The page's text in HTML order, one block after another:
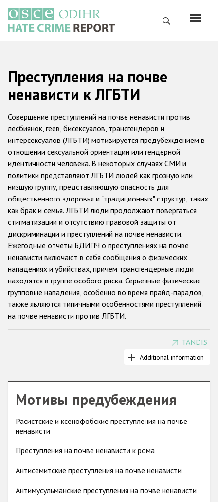
основному
содержанию
Поиск
Русский
Main
navigation
Главная
О нас
Наш мандат
Наша методология
Карта сайта
Часто задаваемые вопросы
Данные о преступлениях на почве ненависти
Racist and xenophobic hate crime
Anti-Roma hate crime
Anti-Semitic hate crime
Anti-Muslim hate crime
Anti-Christian hate crime
Other hate crime based on religion or belief
Anti-LGBTI hate crime
Проекты БДИПЧ
Организации гражданского общества
Преступления на почве
ненависти к ЛГБТИ
Совершение преступлений на почве ненависти против
лесбиянок, геев, бисексуалов, трансгендеров и
интерсексуалов (ЛГБТИ) мотивируется предубеждением в
отношении сексуальной ориентации или гендерной
идентичности человека. В некоторых случаях СМИ и
политики представляют ЛГБТИ людей как грозную или
низшую группу, представляющую опасность для
общественного здоровья и "традиционных" структур, таких
как брак и семья. ЛГБТИ люди продолжают повергаться
стигматизации и отсутствию правовой защиты от
дискриминации и преступлений на почве ненависти.
Ежегодные отчеты БДИПЧ о преступлениях на почве
ненависти включают в себя сообщения о физических
нападениях и убийствах, причем трансгендерные люди
находятся в группе особого риска. Серьезные физические
групповые нападения, особенно во время прайд-парадов,
также являются типичными особенностями преступлений
на почве ненависти против ЛГБТИ.
Применяется различная практика регистрации таких
случаев: в некоторых странах преступления на почве
годы заметно увеличилось. Отчеты, которые такие НПО
недоверие к властям, а также нежелание или страх
раскрывать свою настоящую сексуальную ориентацию или
гендерную идентичность способствуют существенному
ненависти, направленных против этой группы.
TANDIS
Additional information
Мотивы предубеждения
Расистские и ксенофобские преступления на почве
ненависти
Преступления на почве ненависти к рома
Антисемитские преступления на почве ненависти
Антимусульманские преступления на почве ненависти